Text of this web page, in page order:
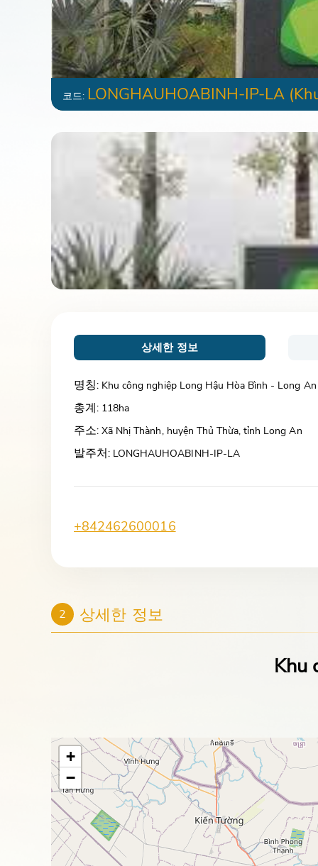
코드: LONGHAUHOABINH-IP-LA
상세한 정보
명칭: Khu công nghiệp Long Hậu Hòa Bình - Long An
총계: 118ha
주소: Xã Nhị Thành, huyện Thủ Thừa, tỉnh Long An
발주처: LONGHAUHOABINH-IP-LA
+842462600016
2 상세한 정보
Khu
+
−